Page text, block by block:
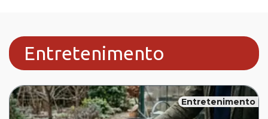
Entretenimento
Entretenimento